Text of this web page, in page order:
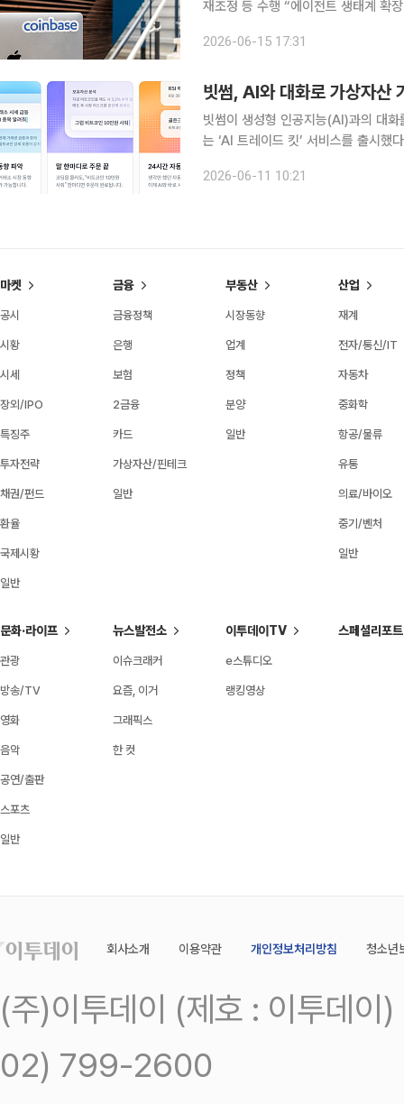
재조정 등 수행 “에이전트 생태계 확장∙∙∙거래∙지출
이전트 ‘코인베이스 포 에이전트
2026-06-15 17:31
빗썸, AI와 대화로 가상자산
빗썸이 생성형 인공지능(AI)과의 대
는 ‘AI 트레이드 킷’ 서비스를 출시했다. 빗썸은 11일 클로드(Claude), 챗GPT(ChatGPT),
밝혔다. AI 트레이드 킷은 이용자가
2026-06-11 10:21
마켓
공시
시황
시세
장외/IPO
특징주
투자전략
채권/펀드
환율
국제시황
일반
금융
금융정책
은행
보험
2금융
카드
가상자산/핀테크
일반
부동산
시장동향
업계
정책
분양
일반
산업
재계
전자/통신/IT
자동차
중화학
항공/물류
유통
의료/바이오
중기/벤처
일반
문화·라이프
관광
방송/TV
영화
음악
공연/출판
스포츠
일반
뉴스발전소
이슈크래커
요즘, 이거
그래픽스
한 컷
이투데이TV
e스튜디오
랭킹영상
스페셜리포트
회사소개 이용약관 개인정보처리방침 청소년
(주)이투데이 (제호 : 이투데
02) 799-2600